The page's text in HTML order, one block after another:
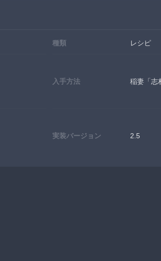
種類 レシピ
入手方法 稲妻「志
実装バージョン 2.5